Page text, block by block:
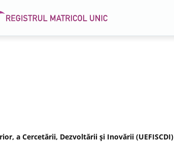
a Cercetării, Dezvoltării şi Inovării (UEFISCDI)